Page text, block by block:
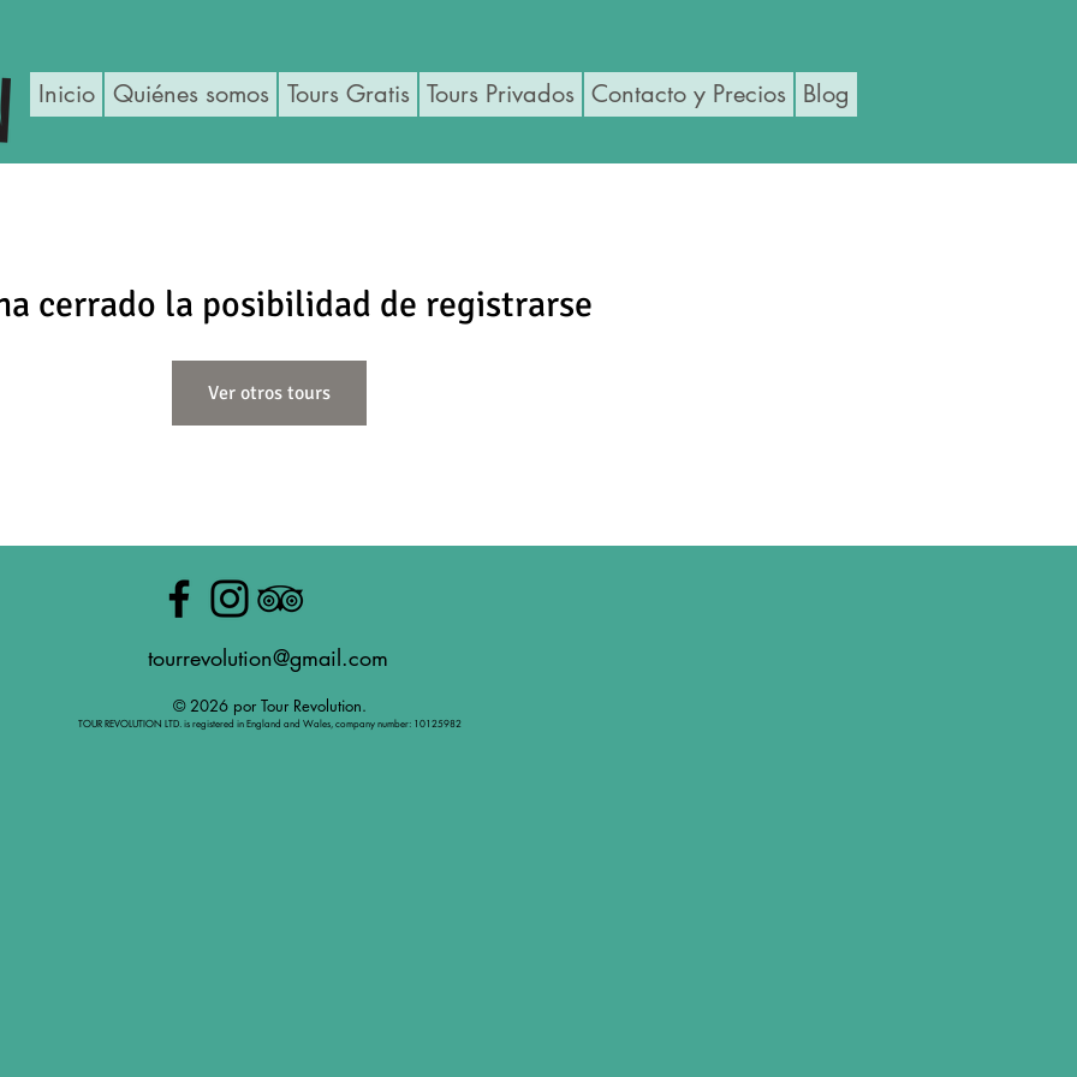
Inicio Quiénes somos Tours Gratis Tours Privados Contacto y Precios Blog
cerrado la posibilidad de registrarse
Ver otros tours
tourrevolution@gmail.com
© 2026 por Tour Revolution.
TOUR REVOLUTION LTD. is registered in England and Wales, company number: 10125982